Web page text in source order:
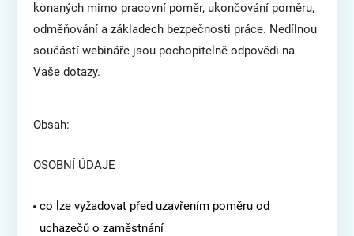
konaných mimo pracovní poměr, ukončování poměru,
odměňování a základech bezpečnosti práce. Nedílnou
součástí webináře jsou pochopitelně odpovědi na
Vaše dotazy.
Obsah:
OSOBNÍ ÚDAJE
co lze vyžadovat před uzavřením poměru od
uchazečů o zaměstnání